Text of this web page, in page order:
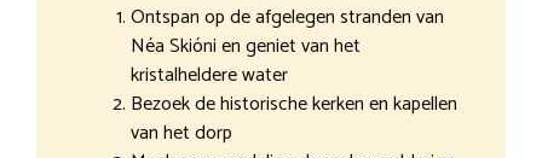
Ontspan op de afgelegen stranden van
Néa Skióni en geniet van het
kristalheldere water
Bezoek de historische kerken en kapellen
van het dorp